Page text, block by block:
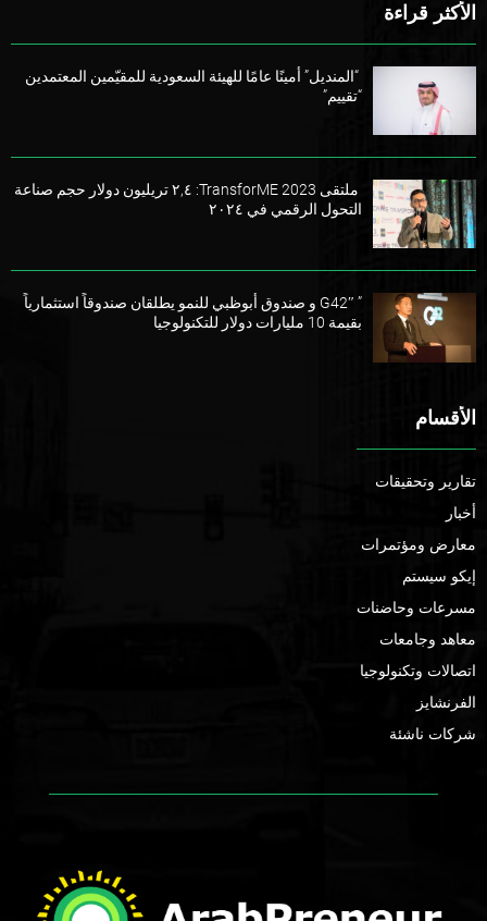
الأكثر قراءة
“المنديل” أمينًا عامًا للهيئة السعودية للمقيّمين المعتمدين
“تقييم”
ملتقى TransforME 2023: ٢,٤ تريليون دولار حجم صناعة
التحول الرقمي في ٢٠٢٤
” G42″ و صندوق أبوظبي للنمو يطلقان صندوقاً استثمارياً
بقيمة 10 مليارات دولار للتكنولوجيا
الأقسام
تقارير وتحقيقات
أخبار
معارض ومؤتمرات
إيكو سيستم
مسرعات وحاضنات
معاهد وجامعات
اتصالات وتكنولوجيا
الفرنشايز
شركات ناشئة